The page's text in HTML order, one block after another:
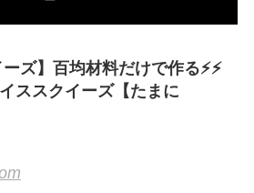
ズ】百均材料だけで作る⚡⚡
イススクイーズ【たまに